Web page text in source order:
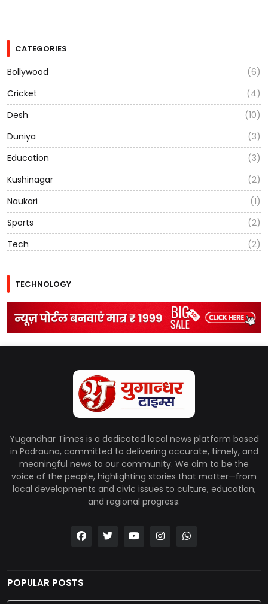
CATEGORIES
Bollywood
(6)
Cricket
(4)
Desh
(10)
Duniya
(3)
Education
(3)
Kushinagar
(2)
Naukari
(1)
Sports
(2)
Tech
(2)
TECHNOLOGY
Yugandhar Times is a dedicated local news platform based
in Padrauna, committed to delivering accurate, timely, and
meaningful news to our community. We aim to be the
voice of the people, highlighting stories that matter—from
local developments and civic issues to culture, education,
and regional progress.
POPULAR POSTS